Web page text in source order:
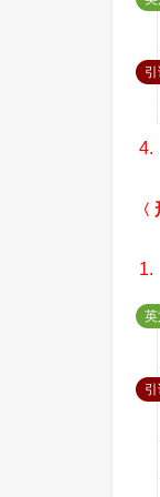
4.
1.
英